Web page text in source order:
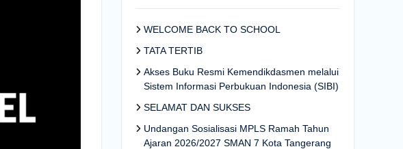
WELCOME BACK TO SCHOOL
TATA TERTIB
Akses Buku Resmi Kemendikdasmen melalui
Sistem Informasi Perbukuan Indonesia (SIBI)
SELAMAT DAN SUKSES
Undangan Sosialisasi MPLS Ramah Tahun
Ajaran 2026/2027 SMAN 7 Kota Tangerang